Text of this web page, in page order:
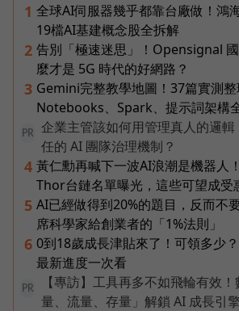
1 全球AI伺服器幾乎都靠台廠做！鴻
19檔AI基建概念股全拆解
2 告別「極速迷思」！Opensignal
麼才是 5G 時代的好網路？
3 Gemini完整教學地圖！37篇實測整
Notebooks、Spark、提示詞架構
PR
企業主管該如何用管理真人的邏
任的 AI 團隊治理機制？
4 黃仁勳再喊下一波AI浪潮是機器人
Thor台鏈名單曝光，這些可望成受
5 AI已經做得到20%的題目，反而不
席科學家給創業者的「1%法則」
6 0到18歲成長津貼來了！可領多少？
最新進度一次看
PR
【專訪】工具再多不如飛輪有效
量、流量、存量」解鎖 AI 成長引擎